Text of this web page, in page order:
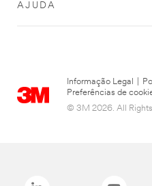
AJUDA
Informação Legal
Preferências de
© 3M 2026. All Rights